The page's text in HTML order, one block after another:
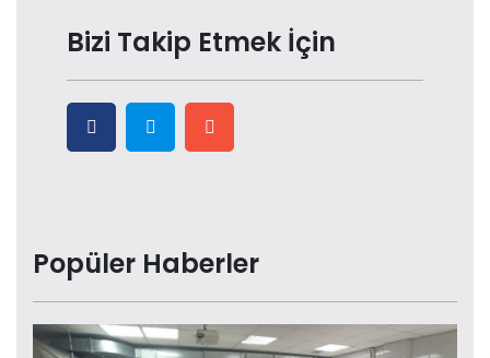
Bizi Takip Etmek İçin
Popüler Haberler